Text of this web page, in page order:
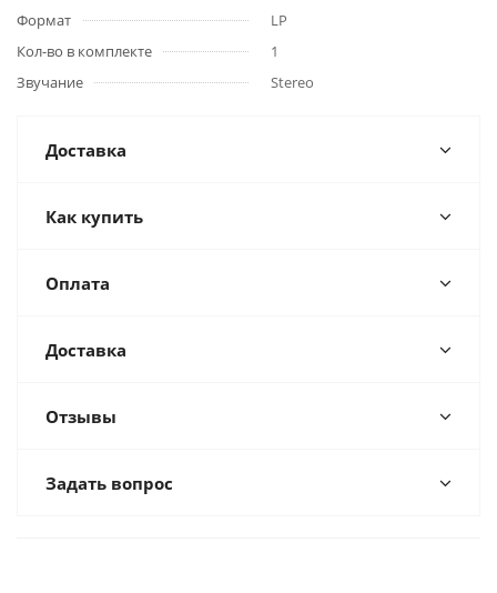
Формат
LP
Кол-во в комплекте
1
Звучание
Stereo
Доставка
Как купить
Оплата
Доставка
Отзывы
Задать вопрос